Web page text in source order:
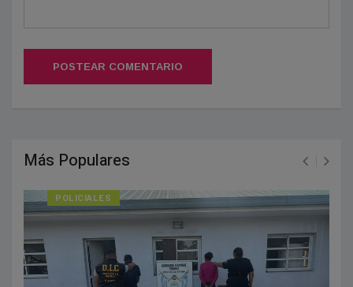
POSTEAR COMENTARIO
Más Populares
POLICIALES